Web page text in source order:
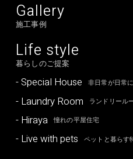
Gallery
施工事例
Life style
暮らしのご提案
- Special House 非日常が日常
- Laundry Room ランドリール
- Hiraya 憧れの平屋住宅
- Live with pets ペットと暮らす